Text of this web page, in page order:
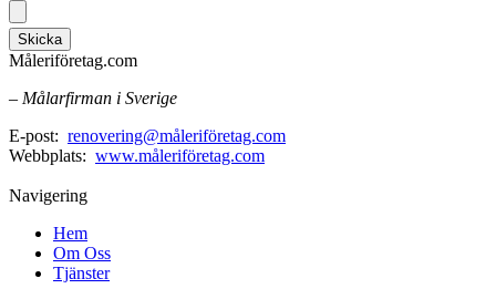
Skicka
Måleriföretag.com
– Målarfirman i Sverige
E-post: renovering@måleriföretag.com
Webbplats: www.måleriföretag.com
Navigering
Hem
Om Oss
Tjänster